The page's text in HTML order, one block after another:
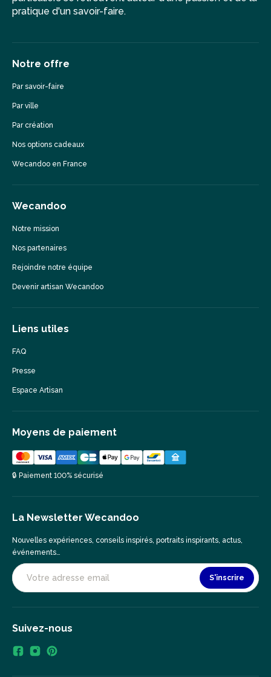
pratique d'un savoir-faire.
Notre offre
Par savoir-faire
Par ville
Par création
Nos options cadeaux
Wecandoo en France
Wecandoo
Notre mission
Nos partenaires
Rejoindre notre équipe
Devenir artisan Wecandoo
Liens utiles
FAQ
Presse
Espace Artisan
Moyens de paiement
🔒 Paiement 100% sécurisé
La Newsletter Wecandoo
Nouvelles expériences, conseils inspirés, portraits inspirants, actus,
événements…
S'inscrire
Suivez-nous